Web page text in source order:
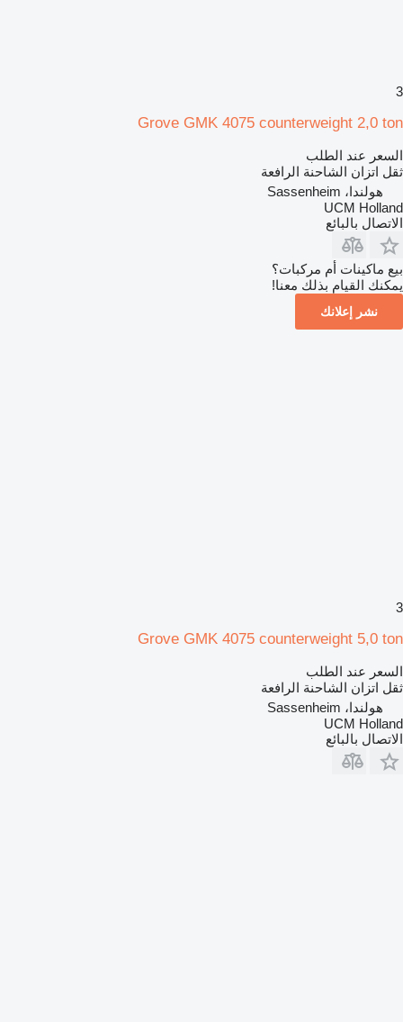
3
Grove GMK 4075 counterweight 2,0 ton
السعر عند الطلب
ثقل اتزان الشاحنة الرافعة
هولندا، Sassenheim
UCM Holland
الاتصال بالبائع
بيع ماكينات أم مركبات؟
يمكنك القيام بذلك معنا!
نشر إعلانك
3
Grove GMK 4075 counterweight 5,0 ton
السعر عند الطلب
ثقل اتزان الشاحنة الرافعة
هولندا، Sassenheim
UCM Holland
الاتصال بالبائع